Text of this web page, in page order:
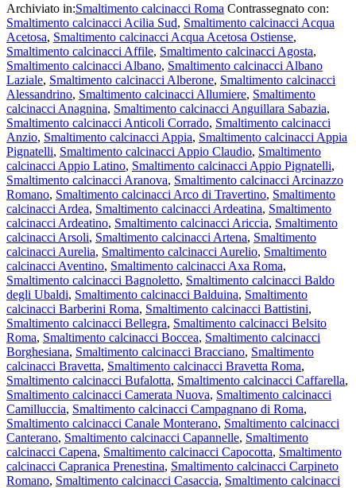
Archiviato in:Smaltimento calcinacci Roma Contrassegnato con:
Smaltimento calcinacci Acilia Sud, Smaltimento calcinacci Acqua
Acetosa, Smaltimento calcinacci Acqua Acetosa Ostiense,
Smaltimento calcinacci Affile, Smaltimento calcinacci Agosta,
Smaltimento calcinacci Albano, Smaltimento calcinacci Albano
Laziale, Smaltimento calcinacci Alberone, Smaltimento calcinacci
Alessandrino, Smaltimento calcinacci Allumiere, Smaltimento
calcinacci Anagnina, Smaltimento calcinacci Anguillara Sabazia,
Smaltimento calcinacci Anticoli Corrado, Smaltimento calcinacci
Anzio, Smaltimento calcinacci Appia, Smaltimento calcinacci Appia
Pignatelli, Smaltimento calcinacci Appio Claudio, Smaltimento
calcinacci Appio Latino, Smaltimento calcinacci Appio Pignatelli,
Smaltimento calcinacci Aranova, Smaltimento calcinacci Arcinazzo
Romano, Smaltimento calcinacci Arco di Travertino, Smaltimento
calcinacci Ardea, Smaltimento calcinacci Ardeatina, Smaltimento
calcinacci Ardeatino, Smaltimento calcinacci Ariccia, Smaltimento
calcinacci Arsoli, Smaltimento calcinacci Artena, Smaltimento
calcinacci Aurelia, Smaltimento calcinacci Aurelio, Smaltimento
calcinacci Aventino, Smaltimento calcinacci Axa Roma,
Smaltimento calcinacci Bagnoletto, Smaltimento calcinacci Baldo
degli Ubaldi, Smaltimento calcinacci Balduina, Smaltimento
calcinacci Barberini Roma, Smaltimento calcinacci Battistini,
Smaltimento calcinacci Bellegra, Smaltimento calcinacci Belsito
Roma, Smaltimento calcinacci Boccea, Smaltimento calcinacci
Borghesiana, Smaltimento calcinacci Bracciano, Smaltimento
calcinacci Bravetta, Smaltimento calcinacci Bravetta Roma,
Smaltimento calcinacci Bufalotta, Smaltimento calcinacci Caffarella,
Smaltimento calcinacci Camerata Nuova, Smaltimento calcinacci
Camilluccia, Smaltimento calcinacci Campagnano di Roma,
Smaltimento calcinacci Canale Monterano, Smaltimento calcinacci
Canterano, Smaltimento calcinacci Capannelle, Smaltimento
calcinacci Capena, Smaltimento calcinacci Capocotta, Smaltimento
calcinacci Capranica Prenestina, Smaltimento calcinacci Carpineto
Romano, Smaltimento calcinacci Casaccia, Smaltimento calcinacci